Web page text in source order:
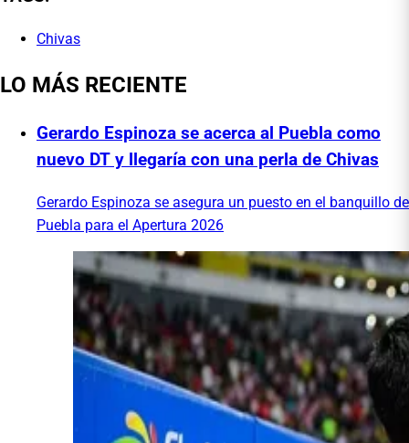
Chivas
LO MÁS RECIENTE
Gerardo Espinoza se acerca al Puebla como
nuevo DT y llegaría con una perla de Chivas
Gerardo Espinoza se asegura un puesto en el banquillo de
Puebla para el Apertura 2026